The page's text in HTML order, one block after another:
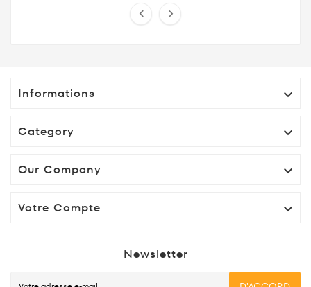


Informations 
Category 
Our Company 
Votre Compte 
Newsletter